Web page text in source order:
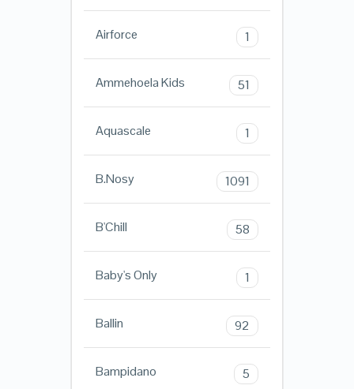
Airforce 1
Ammehoela Kids 51
Aquascale 1
B.Nosy 1091
B'Chill 58
Baby's Only 1
Ballin 92
Bampidano 5